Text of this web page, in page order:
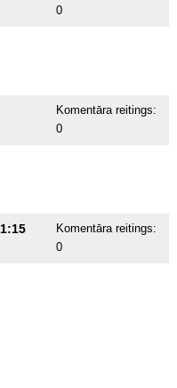
0
Komentāra reitings:
0
Komentāra reitings:
0